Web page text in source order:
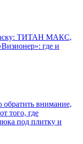
ТИТАН МАКС,
где и
внимание,
того, где
под плитку и